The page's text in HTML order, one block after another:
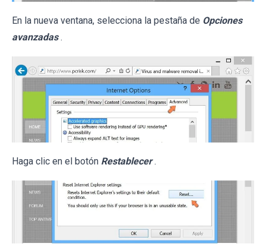
En la nueva ventana, selecciona la pestaña de Opciones
avanzadas .
Haga clic en el botón Restablecer .